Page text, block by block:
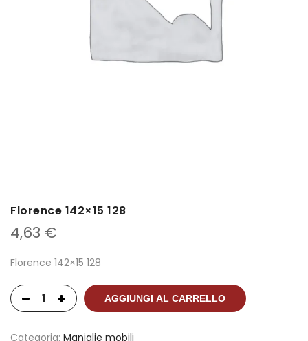
Florence 142×15 128
4,63 €
Florence 142×15 128
AGGIUNGI AL CARRELLO
Categoria: Maniglie mobili